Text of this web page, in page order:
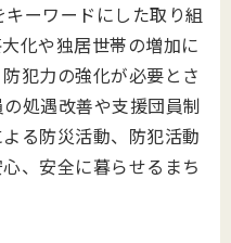
ーワードにした取り組
化や独居世帯の増加に
犯力の強化が必要とさ
処遇改善や支援団員制
る防災活動、防犯活動
、安全に暮らせるまち